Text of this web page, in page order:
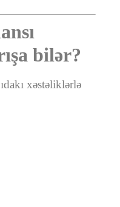
bilər?
xəstəliklərlə